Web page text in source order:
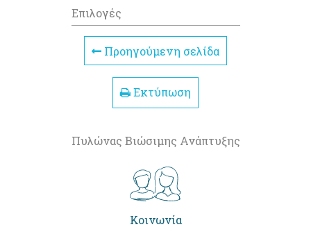
Επιλογές
Προηγούμενη σελίδα
Εκτύπωση
Πυλώνας Βιώσιμης Ανάπτυξης
Κοινωνία